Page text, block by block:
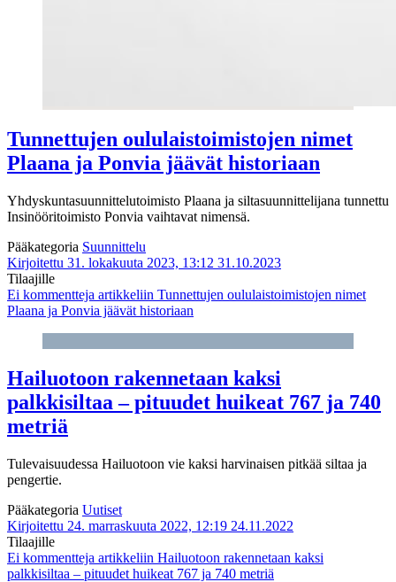
Tunnettujen oululaistoimistojen nimet
Plaana ja Ponvia jäävät historiaan
Yhdyskuntasuunnittelutoimisto Plaana ja siltasuunnittelijana tunnettu
Insinööritoimisto Ponvia vaihtavat nimensä.
Pääkategoria Suunnittelu
Kirjoitettu 31. lokakuuta 2023, 13:12 31.10.2023
Tilaajille
Ei kommentteja artikkeliin Tunnettujen oululaistoimistojen nimet
Plaana ja Ponvia jäävät historiaan
Hailuotoon rakennetaan kaksi
palkkisiltaa – pituudet huikeat 767 ja 740
metriä
Tulevaisuudessa Hailuotoon vie kaksi harvinaisen pitkää siltaa ja
pengertie.
Pääkategoria Uutiset
Kirjoitettu 24. marraskuuta 2022, 12:19 24.11.2022
Tilaajille
Ei kommentteja artikkeliin Hailuotoon rakennetaan kaksi
palkkisiltaa – pituudet huikeat 767 ja 740 metriä